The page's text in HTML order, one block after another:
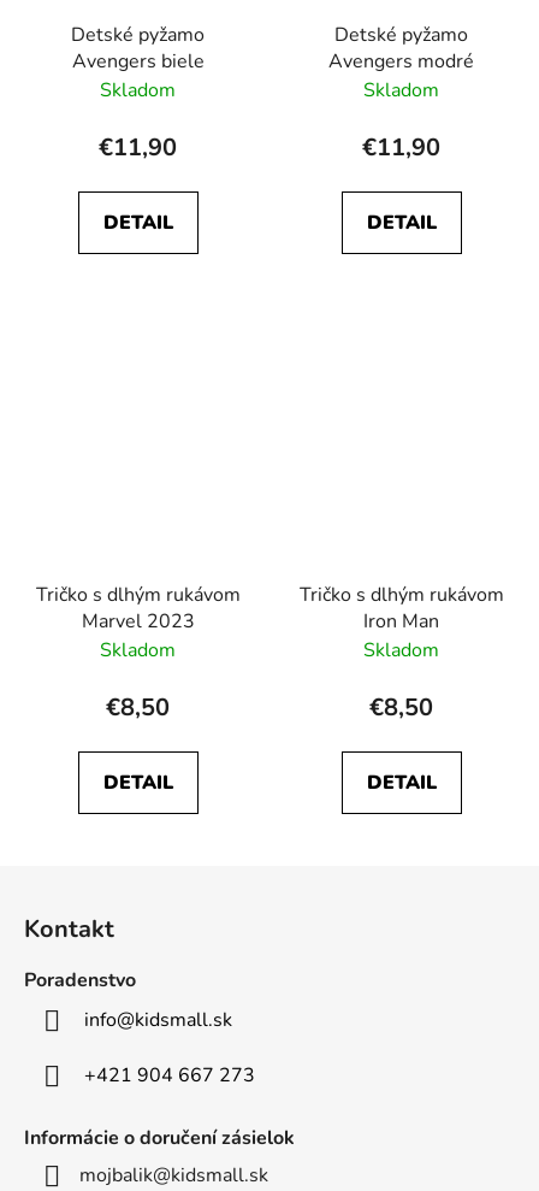
Detské pyžamo
Avengers biele
Skladom
€11,90
DETAIL
Detské pyžamo
Avengers modré
Skladom
€11,90
DETAIL
Tričko s dlhým rukávom
Marvel 2023
Skladom
€8,50
DETAIL
Tričko s dlhým rukávom
Iron Man
Skladom
€8,50
DETAIL
Kontakt
Poradenstvo
info@kidsmall.sk
+421 904 667 273
Informácie o doručení zásielok
mojbalik@kidsmall.sk